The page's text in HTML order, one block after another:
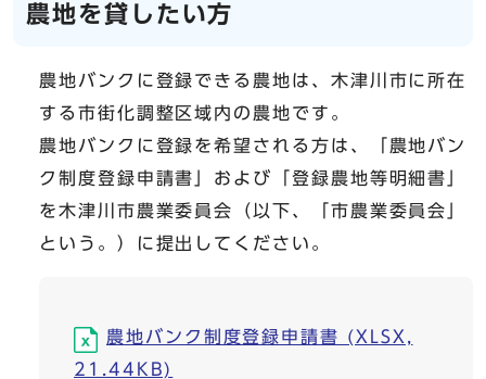
農地を貸したい方
農地バンクに登録できる農地は、木津川市に所在
する市街化調整区域内の農地です。
農地バンクに登録を希望される方は、「農地バン
ク制度登録申請書」および「登録農地等明細書」
を木津川市農業委員会（以下、「市農業委員会」
という。）に提出してください。
農地バンク制度登録申請書 (XLSX,
21.44KB)